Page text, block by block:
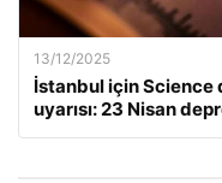
13/12/2025
İstanbul için
uyarısı: 23 Nisan